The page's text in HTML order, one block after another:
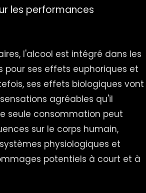
les performances
l'alcool est intégré dans les
pour ses effets euphoriques et
ses effets biologiques vont
agréables qu'il
seule consommation peut
sur le corps humain,
physiologiques et
potentiels à court et à